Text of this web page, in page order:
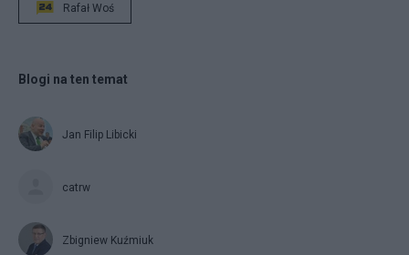
Rafał Woś
Blogi na ten temat
Jan Filip Libicki
catrw
Zbigniew Kuźmiuk